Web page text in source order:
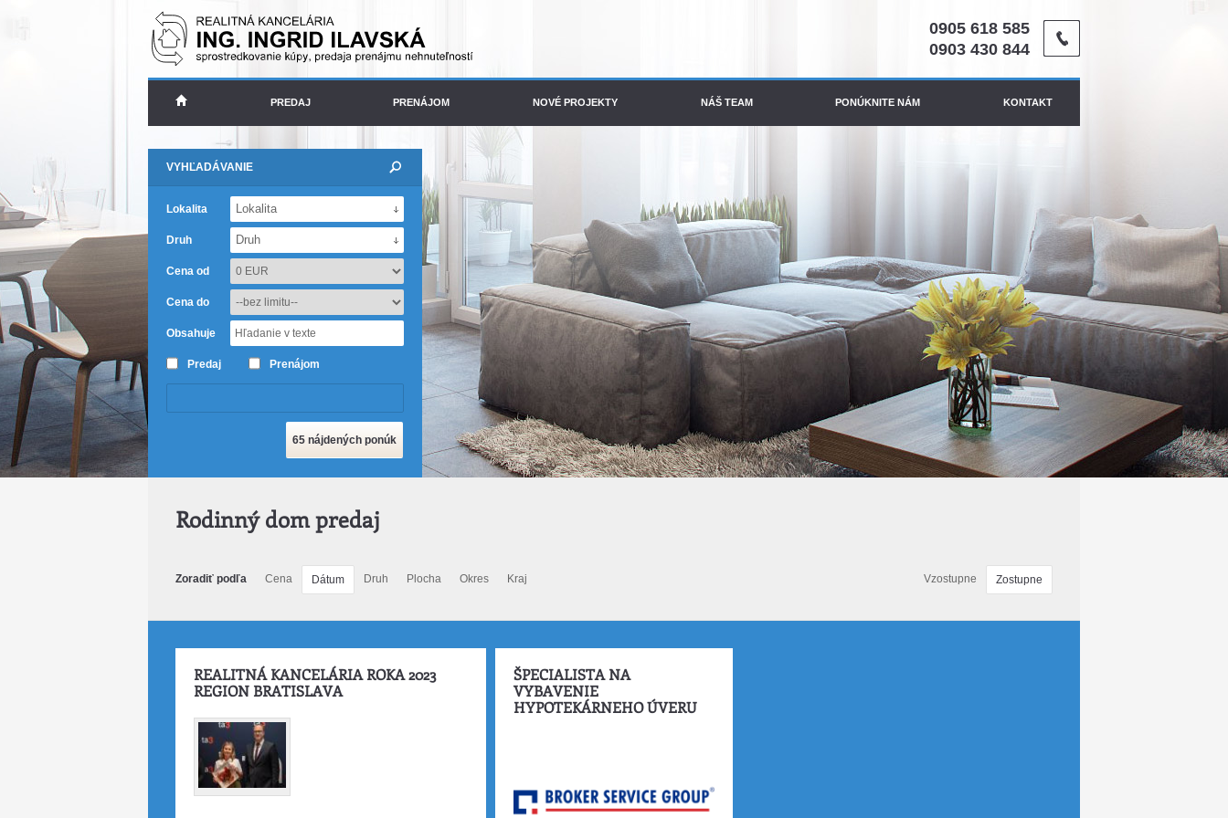
Rodinný dom predaj
Zoradiť podľa Cena Dátum Druh Plocha Okres Kraj Vzostupne Zostupne
0905 618 585
0903 430 844
PREDAJ PRENÁJOM NOVÉ PROJEKTY NÁŠ TEAM PONÚKNITE NÁM KONTAKT
VYHĽADÁVANIE
Lokalita Lokalita
Druh Druh
Cena od
Cena do
Obsahuje
Predaj Prenájom
REALITNÁ KANCELÁRIA ROKA 2023
REGION BRATISLAVA
ŠPECIALISTA NA
VYBAVENIE
HYPOTEKÁRNEHO ÚVERU